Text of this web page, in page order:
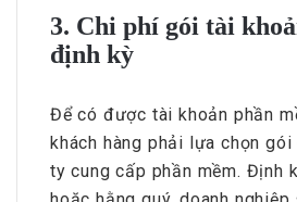
3. Chi phí gói tài
định kỳ
Để có được tài khoản phần
khách hàng phải lựa chọn
ty cung cấp phần mềm. Định